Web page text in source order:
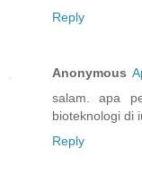
Reply
Anonymous
salam. apa
bioteknologi di
Reply